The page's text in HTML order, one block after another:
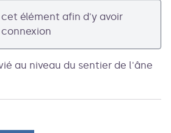
cet élément afin d'y avoir
au niveau du sentier de l'âne